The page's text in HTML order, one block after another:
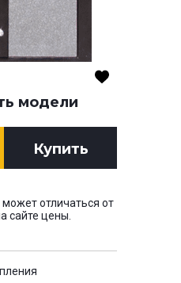
модели
Купить
отличаться от
сайте цены.